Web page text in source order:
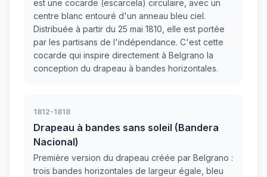
est une cocarde (escarcela) circulaire, avec un
centre blanc entouré d'un anneau bleu ciel.
Distribuée à partir du 25 mai 1810, elle est portée
par les partisans de l'indépendance. C'est cette
cocarde qui inspire directement à Belgrano la
conception du drapeau à bandes horizontales.
1812-1818
Drapeau à bandes sans soleil (Bandera
Nacional)
Première version du drapeau créée par Belgrano :
trois bandes horizontales de largeur égale, bleu